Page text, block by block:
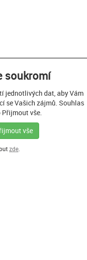
soukromí
jednotlivých dat, aby Vám
se Vašich zájmů. Souhlas
vše.
vše
zde